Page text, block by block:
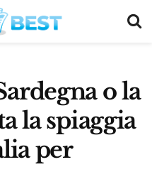
o la
la spiaggia
per